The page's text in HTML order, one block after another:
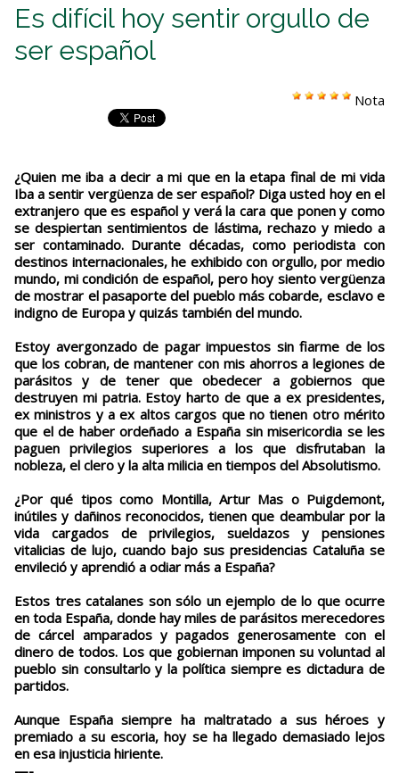
Es difícil hoy sentir orgullo de
ser español
Nota
¿Quien me iba a decir a mi que en la etapa final de mi vida
Iba a sentir vergüenza de ser español? Diga usted hoy en el
extranjero que es español y verá la cara que ponen y como
se despiertan sentimientos de lástima, rechazo y miedo a
ser contaminado. Durante décadas, como periodista con
destinos internacionales, he exhibido con orgullo, por medio
mundo, mi condición de español, pero hoy siento vergüenza
de mostrar el pasaporte del pueblo más cobarde, esclavo e
indigno de Europa y quizás también del mundo.
Estoy avergonzado de pagar impuestos sin fiarme de los
que los cobran, de mantener con mis ahorros a legiones de
parásitos y de tener que obedecer a gobiernos que
destruyen mi patria. Estoy harto de que a ex presidentes,
ex ministros y a ex altos cargos que no tienen otro mérito
que el de haber ordeñado a España sin misericordia se les
paguen privilegios superiores a los que disfrutaban la
nobleza, el clero y la alta milicia en tiempos del Absolutismo.
¿Por qué tipos como Montilla, Artur Mas o Puigdemont,
inútiles y dañinos reconocidos, tienen que deambular por la
vida cargados de privilegios, sueldazos y pensiones
vitalicias de lujo, cuando bajo sus presidencias Cataluña se
envileció y aprendió a odiar más a España?
Estos tres catalanes son sólo un ejemplo de lo que ocurre
en toda España, donde hay miles de parásitos merecedores
de cárcel amparados y pagados generosamente con el
dinero de todos. Los que gobiernan imponen su voluntad al
pueblo sin consultarlo y la política siempre es dictadura de
partidos.
Aunque España siempre ha maltratado a sus héroes y
premiado a su escoria, hoy se ha llegado demasiado lejos
en esa injusticia hiriente.
—-